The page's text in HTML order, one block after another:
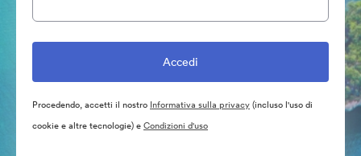
Procedendo, accetti il nostro Informativa sulla privacy(incluso l'uso di
cookie e altre tecnologie) eCondizioni d'uso